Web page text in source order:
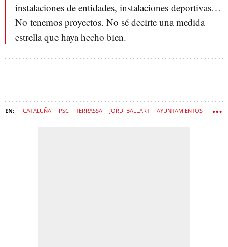
instalaciones de entidades, instalaciones deportivas…
No tenemos proyectos. No sé decirte una medida
estrella que haya hecho bien.
CATALUÑA PSC TERRASSA JORDI BALLART AYUNTAMIENTOS